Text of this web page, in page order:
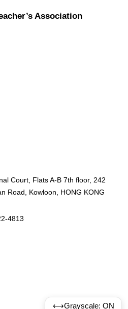
Association
Court, Flats A-B 7th floor, 242
Road, Kowloon, HONG KONG
4813
⟷Grayscale: ON